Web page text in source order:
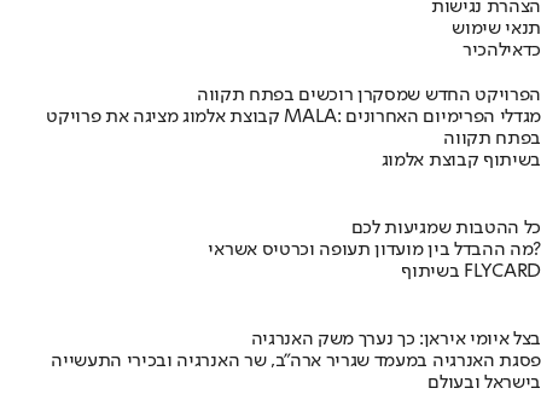
הצהרת נגישות
תנאי שימוש
כדאילהכיר
הפרויקט החדש שמסקרן רוכשים בפתח תקווה
קבוצת אלמוג מציגה את פרויקט MALA: מגדלי הפרימיום האחרונים
בפתח תקווה
בשיתוף קבוצת אלמוג
כל ההטבות שמגיעות לכם
מה ההבדל בין מועדון תעופה וכרטיס אשראי?
בשיתוף FLYCARD
בצל איומי איראן: כך נערך משק האנרגיה
פסגת האנרגיה במעמד שגריר ארה"ב, שר האנרגיה ובכירי התעשייה
בישראל ובעולם